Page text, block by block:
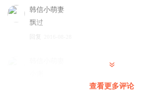
韩信小萌妻
飘过
回复
查看更多评论